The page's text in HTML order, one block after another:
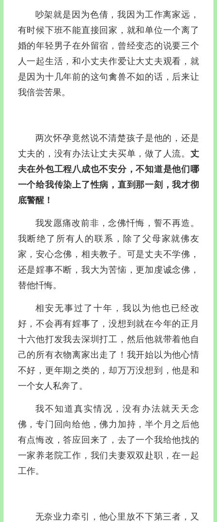
吵架就是因为色倩，我因为工作离家远，
有时候下班不能直接回家，就和单位一个离了
婚的年轻男子在外留宿，曾经变态的说要三个
人一起生活，和小丈夫作爱让大丈夫观看，就
是因为十几年前的这句禽兽不如的话，后来让
我倍尝苦果。
两次怀孕竟然说不清楚孩子是他的，还是
丈夫的，没有办法让丈夫买单，做了人流。 丈
夫在外包工程八成也不安分，不知道是他们哪
一个给我传染上了性病，直到那一刻，我才彻
底警醒！
我发愿痛改前非，念佛忏悔，誓不再造。
我断绝了所有人的联系，除了父母家就佛友
家，安心念佛，相夫教子。可是丈夫不学佛，
还是婬事不断，我大为苦恼，更加虔诚念佛，
替他忏悔。
相安无事过了十年，我以为他也已经改
好，不会再有婬事了，没想到就在今年的正月
十六他打发我去深圳打工，然后他就带着他自
己的所有衣物离家出走了！我开始以为他心情
不好，更年期之类的，却万万没想到，他是和
一个女人私奔了。
我不知道真实情况，没有办法就天天念
佛，专门回向给他，佛力加持，半个月之后他
有点悔改，答应回来了，去了一个我给他找的
一家养老院工作，我们夫妻双双赴职，在一起
工作。
无奈业力牵引，他心里放不下第三者，又